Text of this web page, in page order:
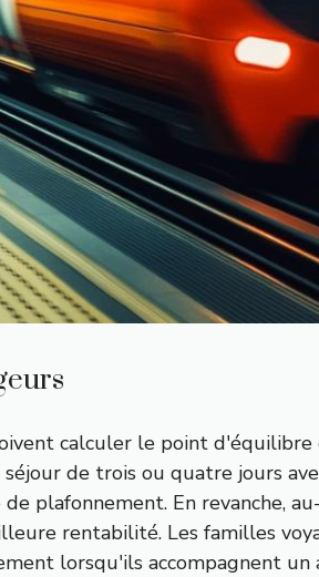
calculer le point
de trois ou quatre jours
plafonnement. En revanche,
rentabilité. Les familles
lorsqu'ils accompagnent un